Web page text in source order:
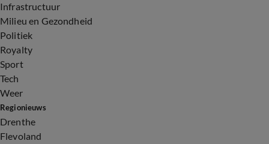
Infrastructuur
Milieu en Gezondheid
Politiek
Royalty
Sport
Tech
Weer
Regionieuws
Drenthe
Flevoland